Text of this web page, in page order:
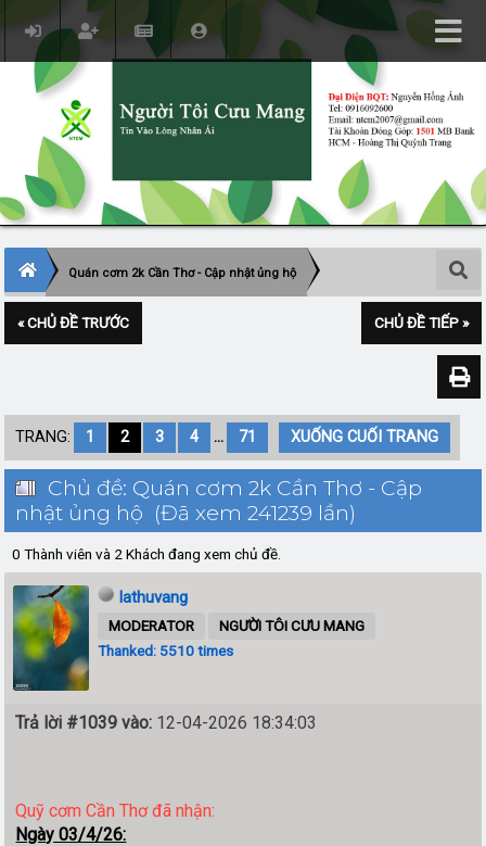
Quán cơm 2k Cần Thơ - Cập nhật ủng hộ
« CHỦ ĐỀ TRƯỚC CHỦ ĐỀ TIẾP »
TRANG: 1 2 3 4 ... 71 XUỐNG CUỐI TRANG
Chủ đề: Quán cơm 2k Cần Thơ - Cập
nhật ủng hộ (Đã xem 241239 lần)
0 Thành viên và 2 Khách đang xem chủ đề.
lathuvang
MODERATOR
NGƯỜI TÔI CƯU MANG
Thanked: 5510 times
Trả lời #1039 vào: 12-04-2026 18:34:03
Quỹ cơm Cần Thơ đã nhận:
Ngày 03/4/26: